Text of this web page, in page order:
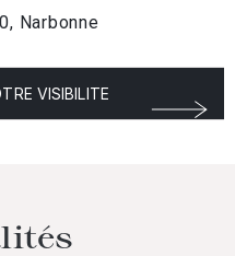
Narbonne
VISIBILITE